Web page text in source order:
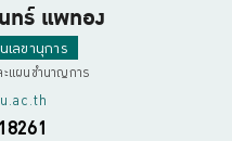
ทร์ แพทอง
ลขานุการ
ะแผนชำนาญการ